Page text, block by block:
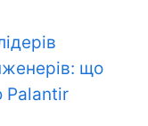
що
Palantir